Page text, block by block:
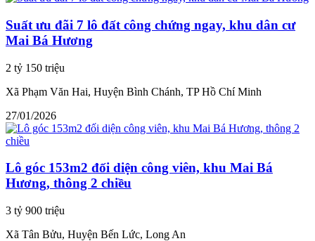
Suất ưu đãi 7 lô đất công chứng ngay, khu dân cư
Mai Bá Hương
2 tỷ 150 triệu
Xã Phạm Văn Hai, Huyện Bình Chánh, TP Hồ Chí Minh
27/01/2026
Lô góc 153m2 đối diện công viên, khu Mai Bá
Hương, thông 2 chiều
3 tỷ 900 triệu
Xã Tân Bửu, Huyện Bến Lức, Long An